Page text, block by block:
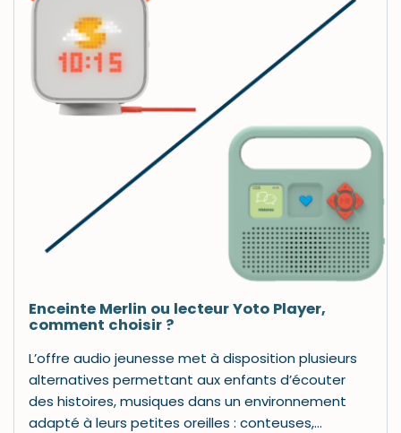
Enceinte Merlin ou lecteur Yoto Player,
comment choisir ?
L’offre audio jeunesse met à disposition plusieurs
alternatives permettant aux enfants d’écouter
des histoires, musiques dans un environnement
adapté à leurs petites oreilles : conteuses,…